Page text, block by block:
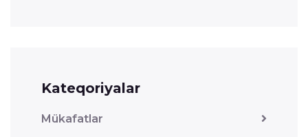
Kateqoriyalar
Mükafatlar